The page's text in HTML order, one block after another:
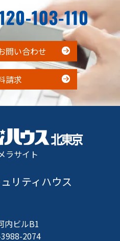
問い合わせ
請求
ラサイト
リティハウス
内ビルB1
2074